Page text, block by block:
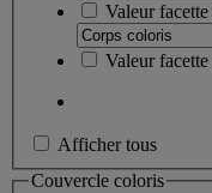
Valeur facette
Valeur facette
Afficher tous
Couvercle coloris